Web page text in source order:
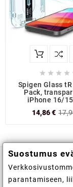
   
Spigen Glass tR
Pack,
iPhone 16/
14,86 €
Kaupan tiedot
Suostumus
parantamiseen,